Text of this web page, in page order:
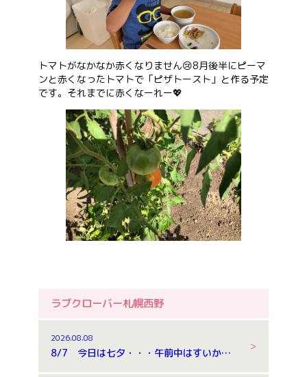
トマトがなかなか赤くなりません😢8月後半にピーマ
ンと赤くなったトマトで「ピザトースト」と作る予定
です。それまでに赤くなーれー💖
ラブクローバー札幌西野
2026.08.08
8/7 今日は七夕・・・午前中はすいか割りもしました。